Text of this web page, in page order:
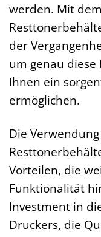
werden. Mit
der
um genau
Ihnen ein
ermöglichen.
Die
Vorteilen, die
Funktionalität
Investment in
Druckers, die